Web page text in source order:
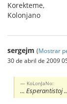
Korekteme,
Kolonjano
sergejm (Mostrar
30 de abril de 2009
KoLonJaNo:
... Esperantistoj